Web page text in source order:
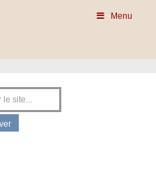
Menu